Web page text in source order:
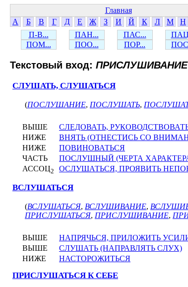
Главная
А
Б В Г Д Е Ж З И Й К Л М Н
П-В...
ПАН... ПАС...
ПОМ...
ПОО... ПОР...
Текстовый вход: ПРИСЛУШИВАНИЕ
СЛУШАТЬ, СЛУШАТЬСЯ
(ПОСЛУШАНИЕ, ПОСЛУШАТЬ,
ВЫШЕ
СЛЕДОВАТЬ,
НИЖЕ
ВНЯТЬ (ОТНЕСТИСЬ СО
НИЖЕ
ПОВИНОВАТЬСЯ
ЧАСТЬ
ПОСЛУШНЫЙ (ЧЕРТА
АССОЦ2 ОСЛУШАТЬСЯ, ПРОЯВИТЬ
ВСЛУШАТЬСЯ
(ВСЛУШАТЬСЯ, ВСЛУШИВАНИЕ,
ПРИСЛУШАТЬСЯ, ПРИСЛУШИВАНИЕ,
ВЫШЕ
НАПРЯЧЬСЯ, ПРИЛОЖИТЬ
ВЫШЕ
СЛУШАТЬ (НАПРАВЛЯТЬ СЛУХ)
НИЖЕ
НАСТОРОЖИТЬСЯ
ПРИСЛУШАТЬСЯ К СЕБЕ